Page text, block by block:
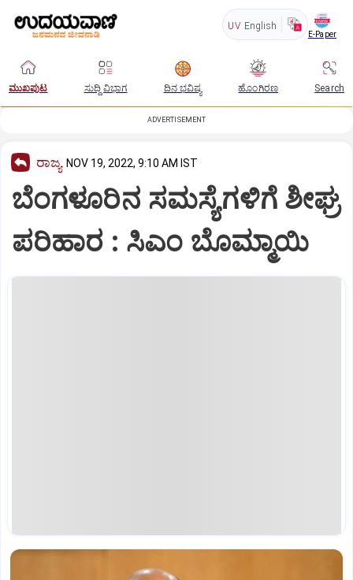
UV English
E-Paper
ಮುಖಪುಟ ಸುದ್ದಿ ವಿಭಾಗ ದಿನ ಭವಿಷ್ಯ ಹೊಂಗಿರಣ Search
ADVERTISEMENT
ರಾಜ್ಯ NOV 19, 2022, 9:10 AM IST
ಬೆಂಗಳೂರಿನ ಸಮಸ್ಯೆಗಳಿಗೆ ಶೀಘ್ರ
ಪರಿಹಾರ : ಸಿಎಂ ಬೊಮ್ಮಾಯಿ